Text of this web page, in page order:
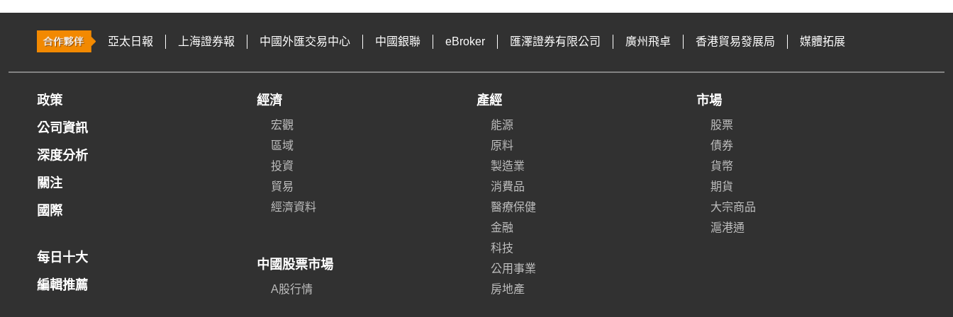
亞太日報 上海證券報 中國外匯交易中心 中國銀聯 eBroker 匯澤證券有限公司 廣州飛卓 香港貿易發展局 媒體拓展
政策
公司資訊
深度分析
關注
國際
每日十大
編輯推薦
經濟
宏觀
區域
投資
貿易
經濟資料
中國股票市場
A股行情
產經
能源
原料
製造業
消費品
醫療保健
金融
科技
公用事業
房地產
市場
股票
債券
貨幣
期貨
大宗商品
滬港通